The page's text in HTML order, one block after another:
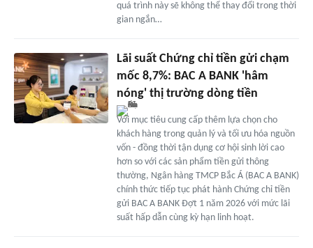
quá trình này sẽ không thể thay đổi trong thời
gian ngắn…
Lãi suất Chứng chỉ tiền gửi chạm
mốc 8,7%: BAC A BANK 'hâm
nóng' thị trường dòng tiền
Với mục tiêu cung cấp thêm lựa chọn cho
khách hàng trong quản lý và tối ưu hóa nguồn
vốn - đồng thời tận dụng cơ hội sinh lời cao
hơn so với các sản phẩm tiền gửi thông
thường, Ngân hàng TMCP Bắc Á (BAC A BANK)
chính thức tiếp tục phát hành Chứng chỉ tiền
gửi BAC A BANK Đợt 1 năm 2026 với mức lãi
suất hấp dẫn cùng kỳ hạn linh hoạt.